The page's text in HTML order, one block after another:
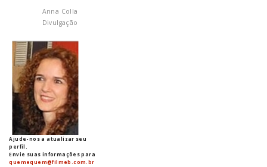
Anna Colla
Divulgação
Ajude-nos a atualizar seu
perfil.
Envie suas informações para
quemequem@filmeb.com.br